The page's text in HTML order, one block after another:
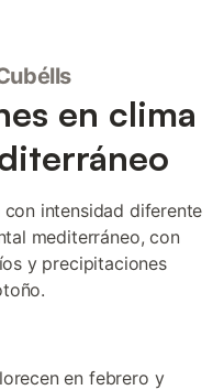
en clima
intensidad diferente
mediterráneo, con
y precipitaciones
en febrero y